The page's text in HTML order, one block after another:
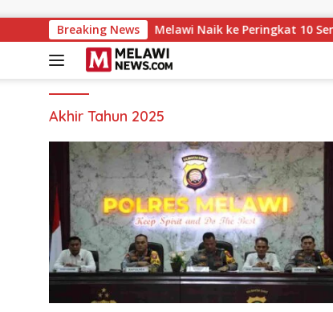
Breaking NewsMelawi Naik ke Peringkat 10
Akhir Tahun 2025